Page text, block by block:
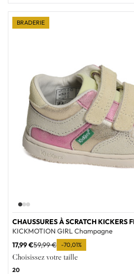
CHAUSSURES À SCRATCH KICKERS
KICKMOTION GIRL Champagne
17,99 €59,99 € -70,01%
Choisissez votre taille
20
BRADERIE